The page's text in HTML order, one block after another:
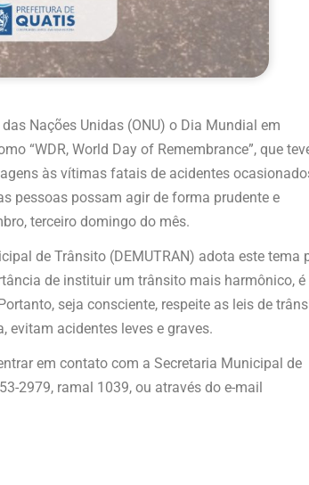
Nações Unidas (ONU) o Dia Mundial em
“WDR, World Day of Remembrance”, que
às vítimas fatais de acidentes
pessoas possam agir de forma prudente e
terceiro domingo do mês.
de Trânsito (DEMUTRAN) adota este tema
de instituir um trânsito mais harmônico, é
seja consciente, respeite as leis de
evitam acidentes leves e graves.
em contato com a Secretaria Municipal de
2979, ramal 1039, ou através do e-mail